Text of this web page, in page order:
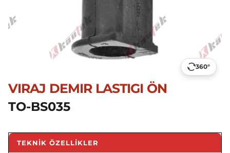
360°
VIRAJ DEMIR LASTIGI ÖN
TO-BS035
TEKNIK ÖZELLIKLER